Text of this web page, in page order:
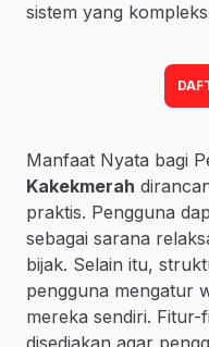
sistem yang
Manfaat Nyata bagi
Kakekmerah
praktis. Pengguna
sebagai sarana
bijak. Selain itu,
pengguna mengatur
mereka sendiri.
disediakan agar